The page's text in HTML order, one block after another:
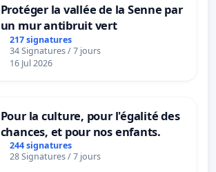
Protéger la vallée de la Senne par
un mur antibruit vert
217 signatures
34 Signatures / 7 jours
16 Jul 2026
Pour la culture, pour l'égalité des
chances, et pour nos enfants.
244 signatures
28 Signatures / 7 jours